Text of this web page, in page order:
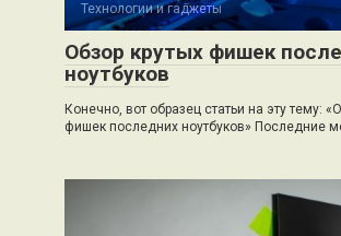
Технологии и гаджеты
Обзор крутых фишек
ноутбуков
Конечно, вот образец статьи на эту тему:
фишек последних ноутбуков» Последние